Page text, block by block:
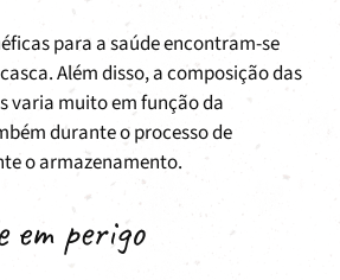
para a saúde encontram-se
Além disso, a composição das
varia muito em função da
durante o processo de
o armazenamento.
perigo